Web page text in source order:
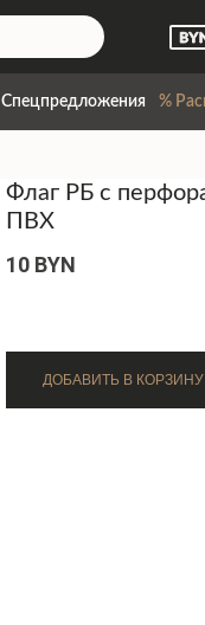
Спецпредложения %
Флаг РБ с
ПВХ
10 BYN
ДОБАВИТЬ В КОРЗИНУ